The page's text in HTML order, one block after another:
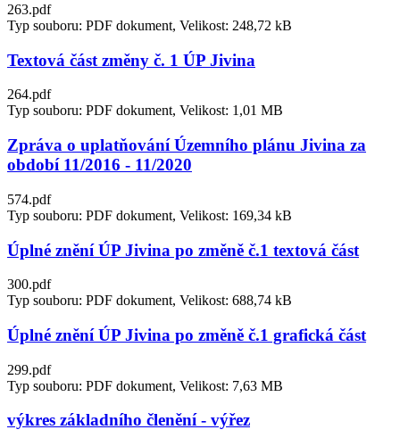
263.pdf
Typ souboru: PDF dokument, Velikost: 248,72 kB
Textová část změny č. 1 ÚP Jivina
264.pdf
Typ souboru: PDF dokument, Velikost: 1,01 MB
Zpráva o uplatňování Územního plánu Jivina za
období 11/2016 - 11/2020
574.pdf
Typ souboru: PDF dokument, Velikost: 169,34 kB
Úplné znění ÚP Jivina po změně č.1 textová část
300.pdf
Typ souboru: PDF dokument, Velikost: 688,74 kB
Úplné znění ÚP Jivina po změně č.1 grafická část
299.pdf
Typ souboru: PDF dokument, Velikost: 7,63 MB
výkres základního členění - výřez